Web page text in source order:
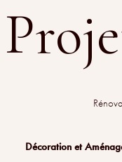
Décoration et